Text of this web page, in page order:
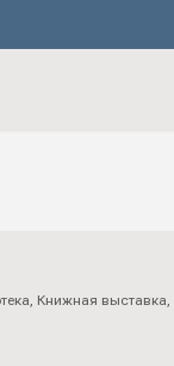
, Книжная выставка,